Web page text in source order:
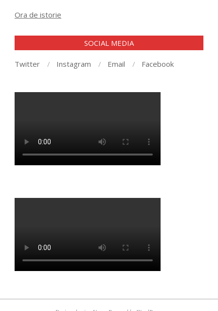
Ora de istorie
SOCIAL MEDIA
Twitter Instagram Email Facebook